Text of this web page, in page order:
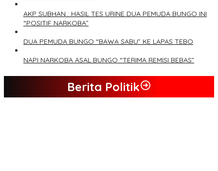
AKP SUBHAN : HASIL TES URINE DUA PEMUDA BUNGO INI
“POSITIF NARKOBA”
DUA PEMUDA BUNGO “BAWA SABU” KE LAPAS TEBO
NAPI NARKOBA ASAL BUNGO “TERIMA REMISI BEBAS”
Berita Politik